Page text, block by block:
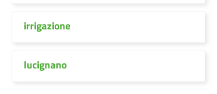
irrigazione
lucignano